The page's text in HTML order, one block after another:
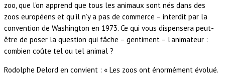
zoo, que l’on apprend que tous les animaux sont nés dans des
zoos européens et qu’il n’y a pas de commerce – interdit par la
convention de Washington en 1973. Ce qui vous dispensera peut-
être de poser la question qui fâche – gentiment – l’animateur :
combien coûte tel ou tel animal ?
Rodolphe Delord en convient : « Les zoos ont énormément évolué.